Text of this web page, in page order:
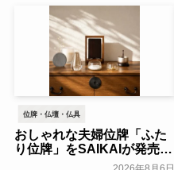
が「お盆に話したい」｜
「しっかり保険、ちゃんと
節約。」が親の相続につい
て400名を対象に意識調査
を実施～Sasuke Financial
Lab～
一般公開
位牌・仏壇・仏具
おしゃれな夫婦位牌「ふた
り位牌」をSAIKAIが発売～